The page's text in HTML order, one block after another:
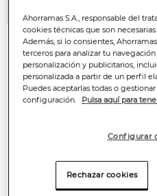
Anterior
Ahorramas S.A., responsable del
cookies técnicas que son
Además, si lo consientes,
terceros para analizar tu
personalización y publicitarios,
personalizada a partir de un perfil
Puedes aceptarlas todas o
configuración.
Pulsa aquí para
Configurar
Rechazar cookies